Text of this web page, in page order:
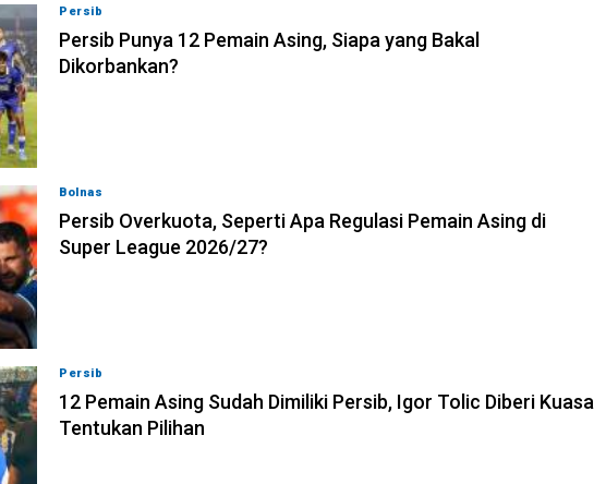
Persib
Persib Punya 12 Pemain Asing, Siapa yang Bakal
Dikorbankan?
Bolnas
Persib Overkuota, Seperti Apa Regulasi Pemain Asing di
Super League 2026/27?
Persib
12 Pemain Asing Sudah Dimiliki Persib, Igor Tolic Diberi Kuasa
Tentukan Pilihan